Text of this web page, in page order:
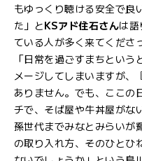
もゆっくり聴ける安全で良
た」とKSアド住石さんは
ている人が多く来てくださ
「日常を過ごすまちとい
メージしてしまいますが、
ありません。でも、ここの
チで、そば屋や牛丼屋がな
孫世代までみなとみらいが
の取り入れ方、そのひとひ